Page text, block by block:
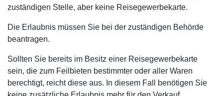
zuständigen Stelle, aber keine Reisegewerbekarte.
Die Erlaubnis müssen Sie bei der zuständigen Behörde
beantragen.
Sollten Sie bereits im Besitz einer Reisegewerbekarte
sein, die zum Feilbieten bestimmter oder aller Waren
berechtigt, reicht diese aus. In diesem Fall benötigen Sie